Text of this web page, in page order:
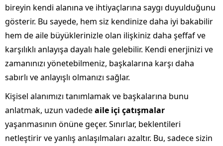
bireyin kendi alanına ve ihtiyaçlarına saygı duyulduğunu
gösterir. Bu sayede, hem siz kendinize daha iyi bakabilir
hem de aile büyüklerinizle olan ilişkiniz daha şeffaf ve
karşılıklı anlayışa dayalı hale gelebilir. Kendi enerjinizi ve
zamanınızı yönetebilmeniz, başkalarına karşı daha
sabırlı ve anlayışlı olmanızı sağlar.
Kişisel alanımızı tanımlamak ve başkalarına bunu
anlatmak, uzun vadedeaile içi çatışmalar
yaşanmasının önüne geçer. Sınırlar, beklentileri
netleştirir ve yanlış anlaşılmaları azaltır. Bu, sadece sizin